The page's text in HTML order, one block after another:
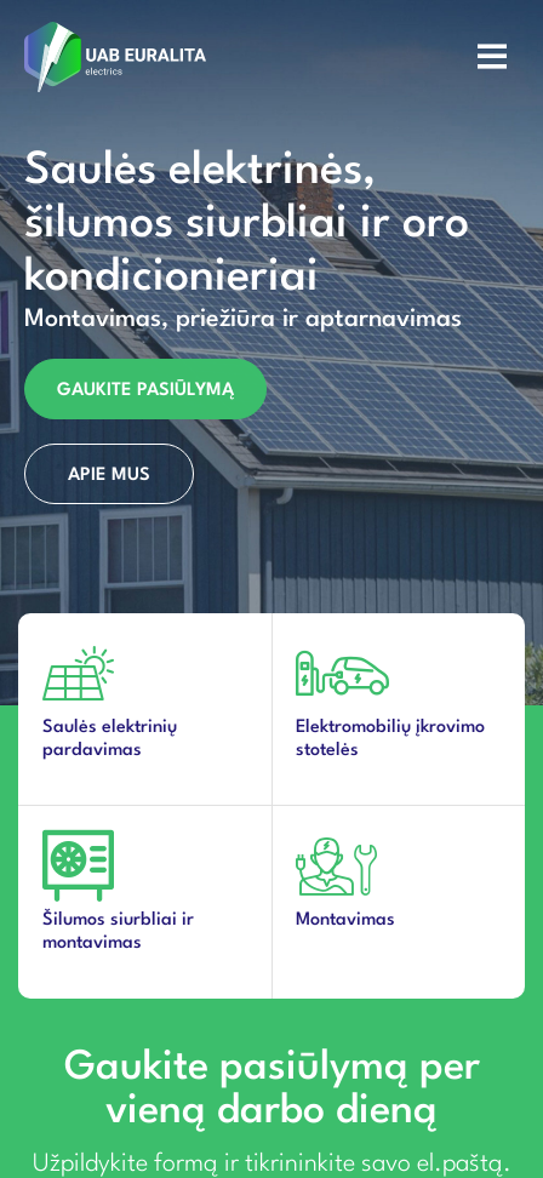
Saulės elektrinės,
šilumos siurbliai ir oro
kondicionieriai
Montavimas, priežiūra ir aptarnavimas
GAUKITE PASIŪLYMĄ
APIE MUS
Saulės elektrinių
pardavimas
Elektromobilių įkrovimo
stotelės
Šilumos siurbliai ir
montavimas
Montavimas
Gaukite pasiūlymą per
vieną darbo dieną
Užpildykite formą ir tikrininkite savo el.paštą.